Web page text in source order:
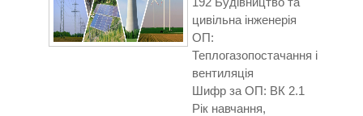
цивільна інженерія
ОП:
Теплогазопостачання і
вентиляція
Шифр за ОП: ВК 2.1
Рік навчання,